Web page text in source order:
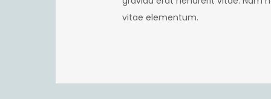
vitae elementum.